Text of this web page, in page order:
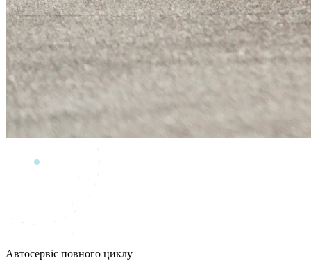
Автосервіс повного циклу